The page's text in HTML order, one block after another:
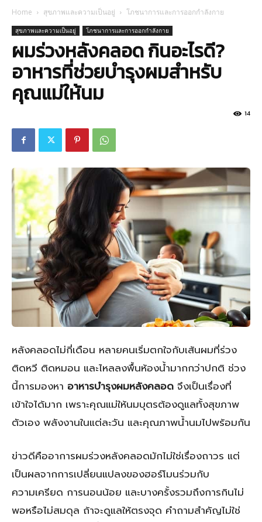
Home สุขภาพและความเป็นอยู่ โภชนาการและการออกกำลังกาย
สุขภาพและความเป็นอยู่ โภชนาการและการออกกำลังกาย
ผมร่วงหลังคลอด กินอะไรดี?
อาหารที่ช่วยบำรุงผมสำหรับ
คุณแม่ให้นม
14
หลังคลอดไม่กี่เดือน หลายคนเริ่มตกใจกับเส้นผมที่ร่วง
ติดหวี ติดหมอน และไหลลงพื้นห้องน้ำมากกว่าปกติ ช่วง
นี้การมองหา อาหารบำรุงผมหลังคลอด จึงเป็นเรื่องที่
เข้าใจได้มาก เพราะคุณแม่ให้นมบุตรต้องดูแลทั้งสุขภาพ
ตัวเอง พลังงานในแต่ละวัน และคุณภาพน้ำนมไปพร้อมกัน
ข่าวดีคืออาการผมร่วงหลังคลอดมักไม่ใช่เรื่องถาวร แต่
เป็นผลจากการเปลี่ยนแปลงของฮอร์โมนร่วมกับ
ความเครียด การนอนน้อย และบางครั้งรวมถึงการกินไม่
พอหรือไม่สมดุล ถ้าจะดูแลให้ตรงจุด คำถามสำคัญไม่ใช่